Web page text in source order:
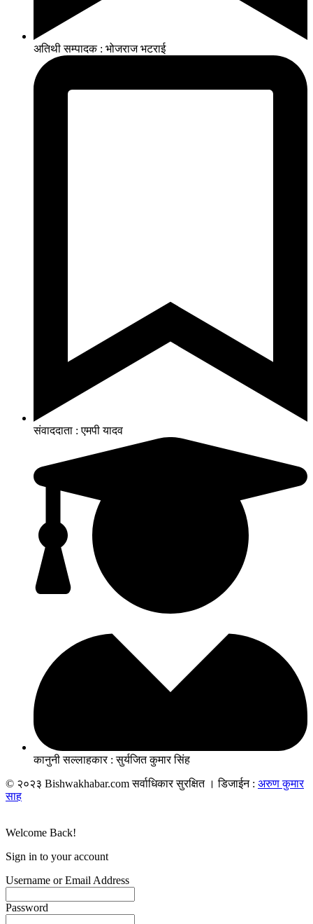
अतिथी सम्पादक : भोजराज भटराई
संवाददाता : एमपी यादव
कानुनी सल्लाहकार : सुर्यजित कुमार सिंह
© २०२३ Bishwakhabar.com सर्वाधिकार सुरक्षित । डिजाईन : अरुण कुमार
साह
Welcome Back!
Sign in to your account
Username or Email Address
Password